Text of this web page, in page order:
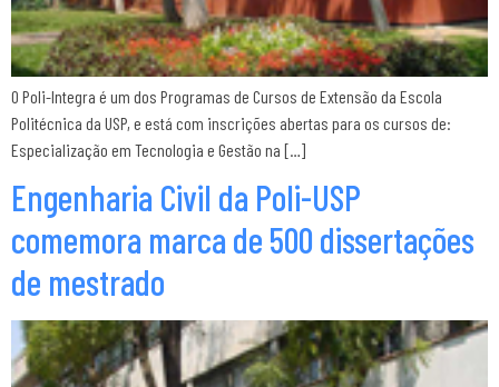
O Poli-Integra é um dos Programas de Cursos de Extensão da Escola
Politécnica da USP, e está com inscrições abertas para os cursos de:
Especialização em Tecnologia e Gestão na […]
Engenharia Civil da Poli-USP
comemora marca de 500 dissertações
de mestrado